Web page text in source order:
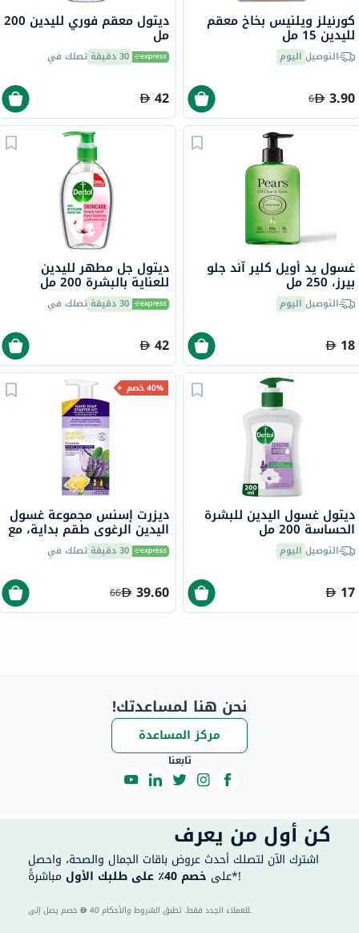
كورنيلز ويلنيس بخاخ معقم
لليدين 15 مل
التوصيل اليوم
3.90
6
ديتول معقم فوري لليدين 200
مل
30 دقيقة تصلك في
42
غسول يد أويل كلير آند جلو
بيرز، 250 مل
التوصيل اليوم
18
ديتول جل مطهر لليدين
للعناية بالبشرة 200 مل
30 دقيقة تصلك في
42
ديتول غسول اليدين للبشرة
الحساسة 200 مل
التوصيل اليوم
17
40% خصم
ديزرت إسنس مجموعة غسول
اليدين الرغوي طقم بداية، مع
زيت شجرة الشاي واللافندر 36
مل 30 دقيقة تصلك في
39.60
66
نحن هنا لمساعدتك!
مركز المساعدة
تابعنا
كن أول من يعرف
اشترك الآن لتصلك أحدث عروض باقات الجمال والصحة، واحصل
على خصم 40٪ على طلبك الأول مباشرةً*!
40 للعملاء الجدد فقط. تطبق الشروط والأحكام.